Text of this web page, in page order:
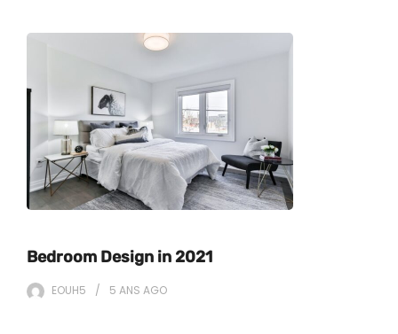
Bedroom Design in 2021
EOUH5 5 ANS AGO